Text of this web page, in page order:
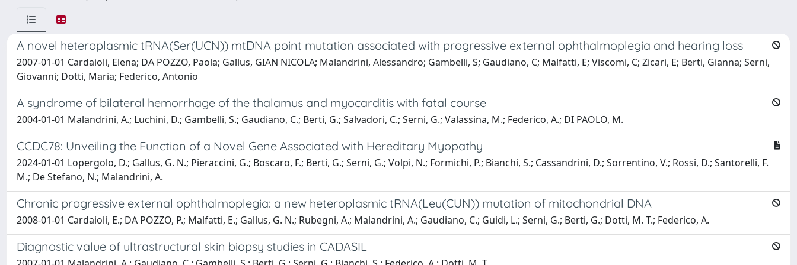
A novel heteroplasmic tRNA(Ser(UCN)) mtDNA point mutation associated with progressive external ophthalmoplegia and hearing loss
2007-01-01 Cardaioli, Elena; DA POZZO, Paola; Gallus, GIAN NICOLA; Malandrini, Alessandro; Gambelli, S; Gaudiano, C; Malfatti, E; Viscomi, C; Zicari, E; Berti, Gianna; Serni,
Giovanni; Dotti, Maria; Federico, Antonio
A syndrome of bilateral hemorrhage of the thalamus and myocarditis with fatal course
2004-01-01 Malandrini, A.; Luchini, D.; Gambelli, S.; Gaudiano, C.; Berti, G.; Salvadori, C.; Serni, G.; Valassina, M.; Federico, A.; DI PAOLO, M.
CCDC78: Unveiling the Function of a Novel Gene Associated with Hereditary Myopathy
2024-01-01 Lopergolo, D.; Gallus, G. N.; Pieraccini, G.; Boscaro, F.; Berti, G.; Serni, G.; Volpi, N.; Formichi, P.; Bianchi, S.; Cassandrini, D.; Sorrentino, V.; Rossi, D.; Santorelli, F.
M.; De Stefano, N.; Malandrini, A.
Chronic progressive external ophthalmoplegia: a new heteroplasmic tRNA(Leu(CUN)) mutation of mitochondrial DNA
2008-01-01 Cardaioli, E.; DA POZZO, P.; Malfatti, E.; Gallus, G. N.; Rubegni, A.; Malandrini, A.; Gaudiano, C.; Guidi, L.; Serni, G.; Berti, G.; Dotti, M. T.; Federico, A.
Diagnostic value of ultrastructural skin biopsy studies in CADASIL